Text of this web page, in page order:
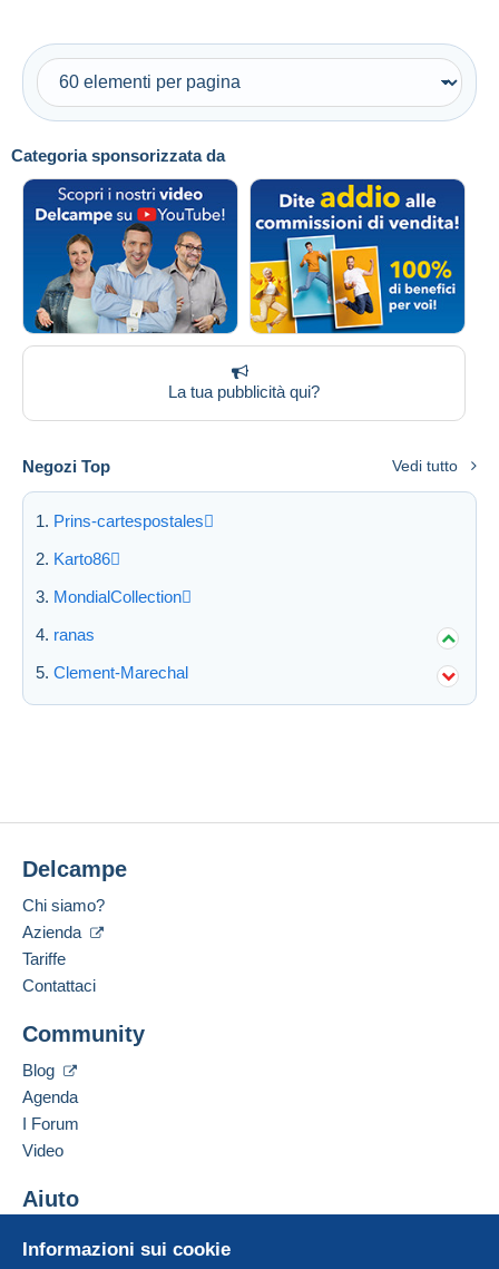
Categoria sponsorizzata da
La tua pubblicità qui?
Negozi Top Vedi tutto
Prins-cartespostales
Karto86
MondialCollection
ranas
Clement-Marechal
Informazioni sui cookie
Delcampe
Chi siamo?
Azienda
Tariffe
Contattaci
Community
Blog
Agenda
I Forum
Video
Aiuto
Acquistare su Delcampe